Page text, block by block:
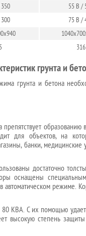
55 В /
75 В /
316
грунта и
грунта и бетона
образованию
для объектов, на
банки, медицинские
достаточно
оснащены
автоматическом режиме.
КВА. С их помощью
высокую степень